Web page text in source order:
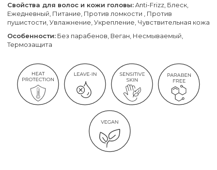
Свойства для волос и кожи головы:Anti-Frizz, Блеск,
Ежедневный, Питание, Против ломкости , Против
пушистости, Увлажнение, Укрепление, Чувствительная кожа
Особенности: Без парабенов, Веган, Несмываемый,
Термозащита